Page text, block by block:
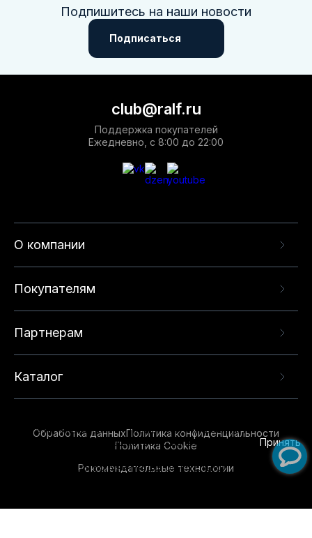
Подпишитесь на наши новости
Подписаться
О компании
Покупателям
Партнерам
Каталог
club@ralf.ru
Поддержка покупателей
Ежедневно, с 8:00 до 22:00
Обработка данныхПолитика конфиденциальности
Политика Cookie
Рекомендательные технологии
опыта на нашем сайте. Продолжая использовать
данный сайт, вы соглашаетесь с использованием
технологий. Для получения дополнительной
Принять